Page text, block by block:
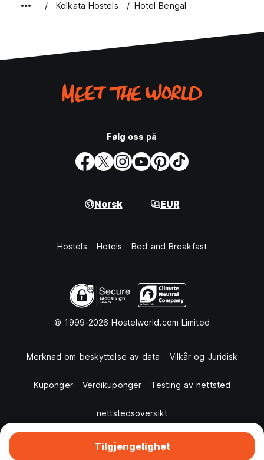
Tilgjengelighet
Kolkata Hostels Hotel Bengal
Følg oss på
Norsk EUR
Hostels Hotels Bed and Breakfast
© 1999-2026 Hostelworld.com Limited
Merknad om beskyttelse av data Vilkår og Juridisk
Kuponger Verdikuponger Testing av nettsted
nettstedsoversikt